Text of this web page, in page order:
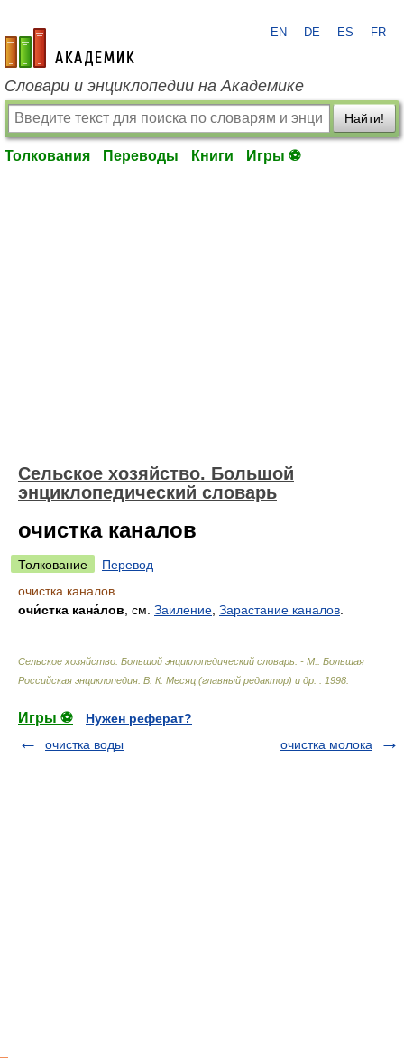
academic.ru
EN DE ES FR
Словари и энциклопедии на Академике
Найти!
Толкования Переводы Книги Игры ⚽
Сельское хозяйство. Большой
энциклопедический словарь
очистка каналов
Толкование
Перевод
очистка каналов
очи́стка кана́лов , см. Заиление Зарастание каналов
Сельское хозяйство. Большой энциклопедический словарь. - М.: Большая
Российская энциклопедия В. К. Месяц (главный редактор) и др. 1998
Игры ⚽
Нужен реферат?
очистка воды
очистка молока